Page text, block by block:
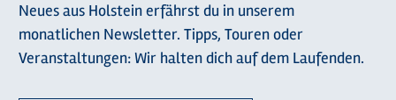
Neues aus Holstein erfährst du in unserem
monatlichen Newsletter. Tipps, Touren oder
Veranstaltungen: Wir halten dich auf dem Laufenden.